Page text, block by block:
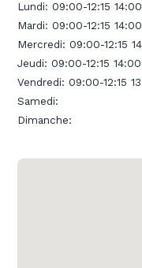
Lundi:09:00-12:15
Mardi:09:00-12:15
Mercredi:09:00-12:15
Jeudi:09:00-12:15
Vendredi:09:00-12:15
Samedi:
Dimanche: